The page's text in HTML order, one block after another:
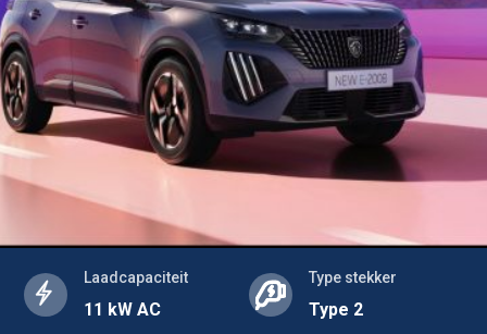
Laadcapaciteit
11 kW AC
Type stekker
Type 2